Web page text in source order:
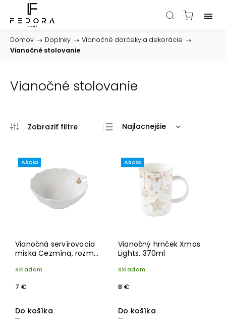
Domov / Doplnky / Vianočné darčeky a dekorácie /
Vianočné stolovanie
Vianočné stolovanie
Najlacnejšie
Najpredávanejšie
Abecedne
Akcia
Vianočná servírovacia
miska Cezmína, rozmer
Skladom
7 €
Do košíka
Akcia
Vianočný hrnček Xmas
Lights, 370ml
Skladom
8 €
Do košíka